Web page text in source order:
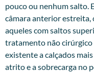
pouco ou nenhum salto.
câmara anterior estreita,
aqueles com saltos
tratamento não cirúrgico
existente a calçados
atrito e a sobrecarga no